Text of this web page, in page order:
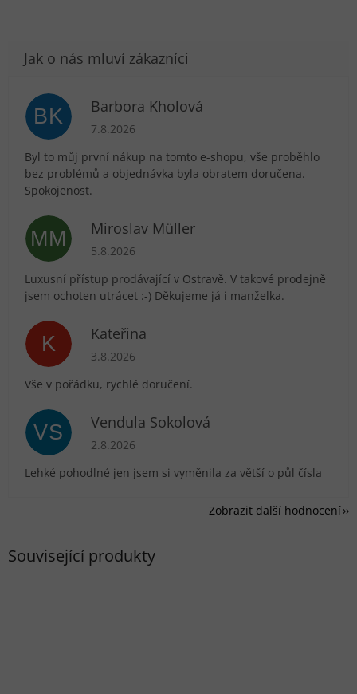
Související produkty
BK Barbora Kholová
Hodnocení obchodu je 5 z 5 hvězdiček.
7.8.2026
Byl to můj první nákup na tomto e-shopu, vše proběhlo
bez problémů a objednávka byla obratem doručena.
Spokojenost.
MM Miroslav Müller
Hodnocení obchodu je 5 z 5 hvězdiček.
5.8.2026
Luxusní přístup prodávající v Ostravě. V takové prodejně
jsem ochoten utrácet :-) Děkujeme já i manželka.
K Kateřina
Hodnocení obchodu je 5 z 5 hvězdiček.
3.8.2026
Vše v pořádku, rychlé doručení.
VS Vendula Sokolová
Hodnocení obchodu je 5 z 5 hvězdiček.
2.8.2026
Lehké pohodlné jen jsem si vyměnila za větší o půl čísla
Zobrazit další hodnocení